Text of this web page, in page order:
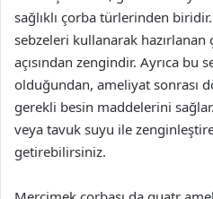
sağlıklı çorba türlerinden
sebzeleri kullanarak
açısından zengindir. Ayrıca bu
olduğundan, ameliyat sonrası
gerekli besin maddelerini
veya tavuk suyu ile
getirebilirsiniz.